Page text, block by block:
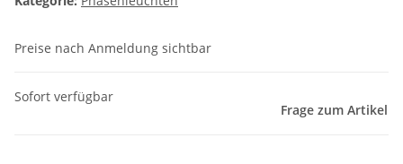
Preise nach Anmeldung sichtbar
Sofort verfügbar
Frage zum Artikel